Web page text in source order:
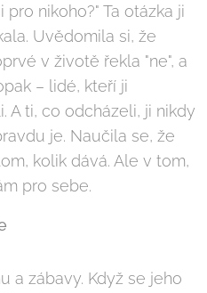
pro nikoho?" Ta otázka ji
Uvědomila si, že
v životě řekla "ne", a
– lidé, kteří ji
A ti, co odcházeli, ji nikdy
je. Naučila se, že
kolik dává. Ale v tom,
pro sebe.
a zábavy. Když se jeho